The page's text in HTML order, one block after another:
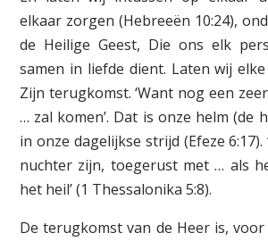
elkaar zorgen (Hebreeën 10:24),
de Heilige Geest, Die ons elk
samen in liefde dient. Laten wij
Zijn terugkomst. ‘Want nog een
… zal komen’. Dat is onze helm (de
in onze dagelijkse strijd (Efeze
nuchter zijn, toegerust met … als
het heil’ (1 Thessalonika 5:8).
De terugkomst van de Heer is,